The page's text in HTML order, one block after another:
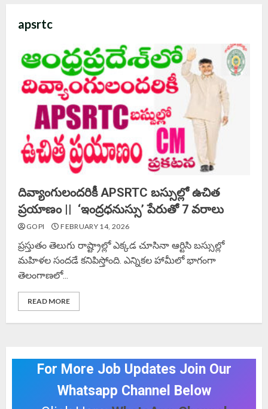
apsrtc
దివ్యాంగులందరికీ APSRTC బస్సుల్లో ఉచిత
ప్రయాణం || ‘ఇంద్రధనుస్సు’ పేరుతో 7 వరాలు
GOPI FEBRUARY 14, 2026
ప్రస్తుతం తెలుగు రాష్ట్రాల్లో ఎక్కడ చూసినా ఆర్టిసి బస్సుల్లో
మహిళల సందడే కనిపిస్తోంది. ఎన్నికల హామీలో భాగంగా
తెలంగాణలో...
READ MORE
For More Job Updates Join Our
Whatsapp Channel Below